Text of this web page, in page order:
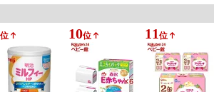
位 10位 11 位